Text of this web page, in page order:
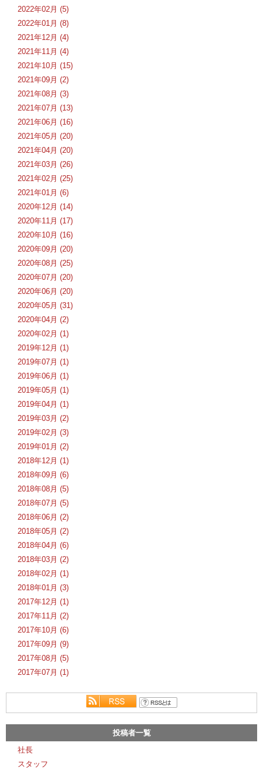
2022年02月 (5)
2022年01月 (8)
2021年12月 (4)
2021年11月 (4)
2021年10月 (15)
2021年09月 (2)
2021年08月 (3)
2021年07月 (13)
2021年06月 (16)
2021年05月 (20)
2021年04月 (20)
2021年03月 (26)
2021年02月 (25)
2021年01月 (6)
2020年12月 (14)
2020年11月 (17)
2020年10月 (16)
2020年09月 (20)
2020年08月 (25)
2020年07月 (20)
2020年06月 (20)
2020年05月 (31)
2020年04月 (2)
2020年02月 (1)
2019年12月 (1)
2019年07月 (1)
2019年06月 (1)
2019年05月 (1)
2019年04月 (1)
2019年03月 (2)
2019年02月 (3)
2019年01月 (2)
2018年12月 (1)
2018年09月 (6)
2018年08月 (5)
2018年07月 (5)
2018年06月 (2)
2018年05月 (2)
2018年04月 (6)
2018年03月 (2)
2018年02月 (1)
2018年01月 (3)
2017年12月 (1)
2017年11月 (2)
2017年10月 (6)
2017年09月 (9)
2017年08月 (5)
2017年07月 (1)
投稿者一覧
社長
スタッフ